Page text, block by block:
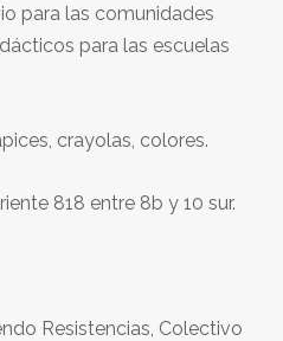
para las comunidades
para las escuelas
crayolas, colores.
818 entre 8b y 10 sur.
Resistencias, Colectivo